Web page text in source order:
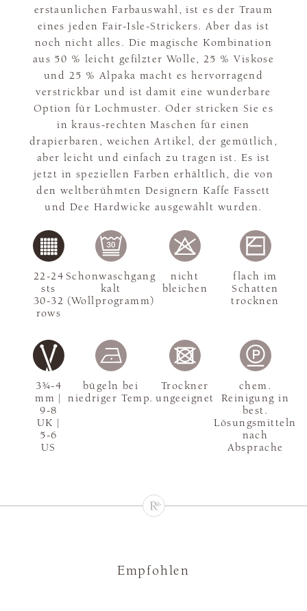
erstaunlichen Farbauswahl, ist es der Traum
eines jeden Fair-Isle-Strickers. Aber das ist
noch nicht alles. Die magische Kombination
aus 50 % leicht gefilzter Wolle, 25 % Viskose
und 25 % Alpaka macht es hervorragend
verstrickbar und ist damit eine wunderbare
Option für Lochmuster. Oder stricken Sie es
in kraus-rechten Maschen für einen
drapierbaren, weichen Artikel, der gemütlich,
aber leicht und einfach zu tragen ist. Es ist
jetzt in speziellen Farben erhältlich, die von
den weltberühmten Designern Kaffe Fassett
und Dee Hardwicke ausgewählt wurden.
3¾-4
mm |
9-8
UK |
5-6
US
22-24
sts
30-32
rows
Schonwaschgang
kalt
(Wollprogramm)
nicht
bleichen
flach im
Schatten
trocknen
bügeln bei
niedriger Temp.
Trockner
ungeeignet
chem.
Reinigung in
best.
Lösungsmitteln
nach
Absprache
Empfohlen